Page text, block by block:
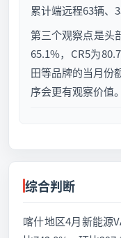
累计端远程63辆、
第三个观察点是头
65.1%，CR5为
田等品牌的当月份
序会更有观察价值。
综合判断
喀什地区4月新能源